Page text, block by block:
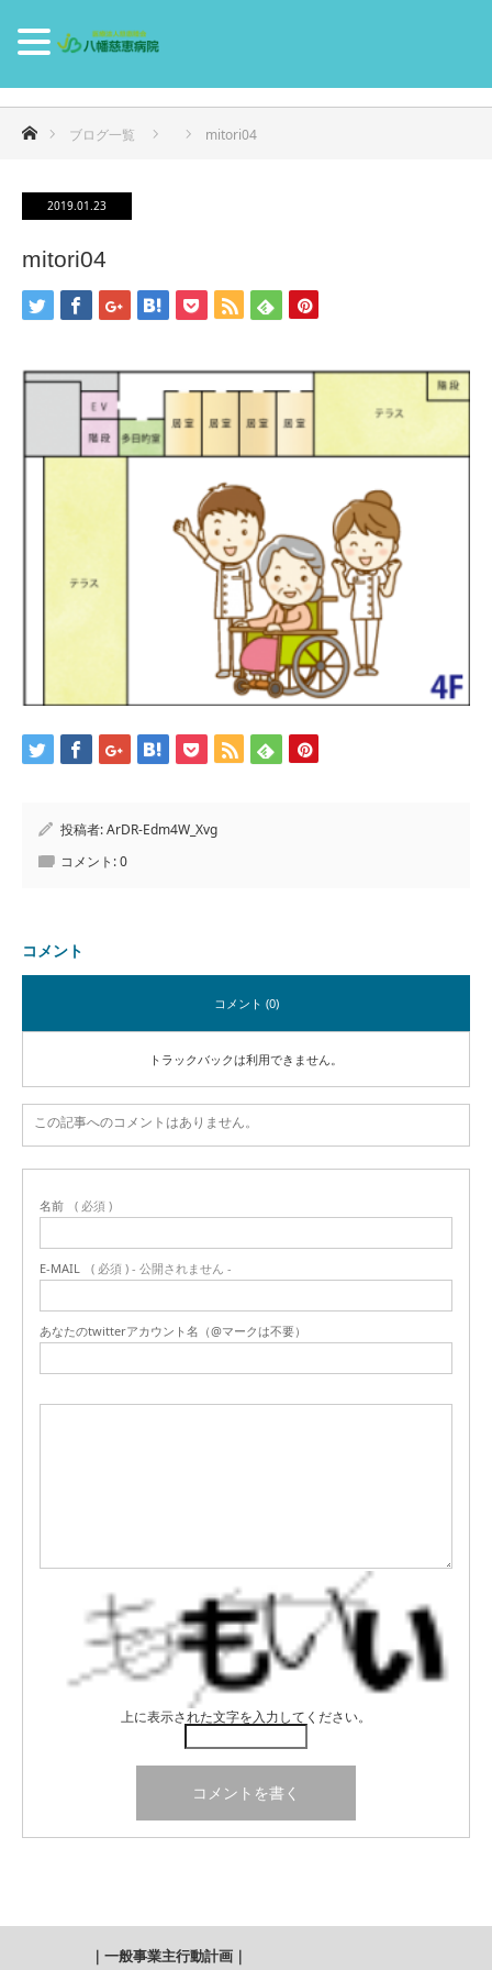
ホームブログ一覧 mitori04
2019.01.23
mitori04
投稿者:ArDR-Edm4W_Xvg
コメント:0
コメント
コメント (0)
トラックバックは利用できません。
この記事へのコメントはありません。
名前 ( 必須 )
E-MAIL ( 必須 ) - 公開されません -
あなたのtwitterアカウント名（@マークは不要）
上に表示された文字を入力してください。
｜ 一般事業主行動計画｜